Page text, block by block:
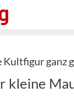
Kultfigur ganz
kleine